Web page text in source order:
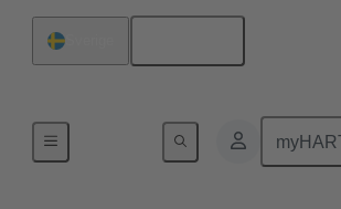
Förbindning moderkort till dotterkort